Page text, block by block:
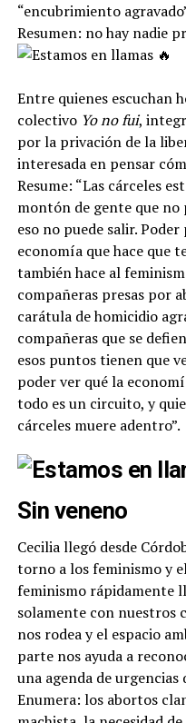
“encubrimiento
Resumen: no hay nadie
Entre quienes escuchan
colectivo Yo no fui,
por la privación de la
interesada en pensar
Resume: “Las cárceles
montón de gente que
eso no puede salir.
economía que hace que
también hace al
compañeras presas por
carátula de homicidio
compañeras que se
esos puntos tienen que
poder ver qué la
todo es un circuito, y
cárceles muere adentro”.
Sin veneno
Cecilia llegó desde
torno a los feminismo y
feminismo rápidamente
solamente con nuestros
nos rodea y el espacio
parte nos ayuda a
una agenda de
Enumera: los abortos